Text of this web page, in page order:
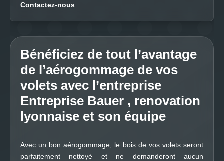
Contactez-nous
Bénéficiez de tout l’avantage
de l’aérogommage de vos
volets avec l’entreprise
Entreprise Bauer , renovation
lyonnaise et son équipe
Avec un bon aérogommage, le bois de vos volets seront
parfaitement nettoyé et ne demanderont aucun